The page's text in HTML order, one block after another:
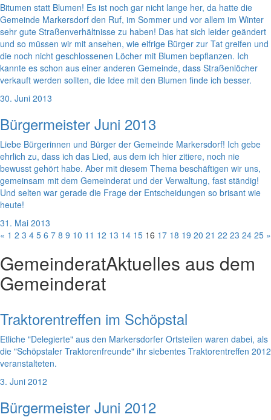
Bitumen statt Blumen! Es ist noch gar nicht lange her, da hatte die
Gemeinde Markersdorf den Ruf, im Sommer und vor allem im Winter
sehr gute Straßenverhältnisse zu haben! Das hat sich leider geändert
und so müssen wir mit ansehen, wie eifrige Bürger zur Tat greifen und
die noch nicht geschlossenen Löcher mit Blumen bepflanzen. Ich
kannte es schon aus einer anderen Gemeinde, dass Straßenlöcher
verkauft werden sollten, die Idee mit den Blumen finde ich besser.
30. Juni 2013
Bürgermeister Juni 2013
Liebe Bürgerinnen und Bürger der Gemeinde Markersdorf! Ich gebe
ehrlich zu, dass ich das Lied, aus dem ich hier zitiere, noch nie
bewusst gehört habe. Aber mit diesem Thema beschäftigen wir uns,
gemeinsam mit dem Gemeinderat und der Verwaltung, fast ständig!
Und selten war gerade die Frage der Entscheidungen so brisant wie
heute!
31. Mai 2013
« 1 2 3 4 5 6 7 8 9 10 11 12 13 14 15 16 17 18 19 20 21 22 23 24 25 »
GemeinderatAktuelles aus dem
Gemeinderat
Traktorentreffen im Schöpstal
Etliche "Delegierte" aus den Markersdorfer Ortsteilen waren dabei, als
die "Schöpstaler Traktorenfreunde" ihr siebentes Traktorentreffen 2012
veranstalteten.
3. Juni 2012
Bürgermeister Juni 2012